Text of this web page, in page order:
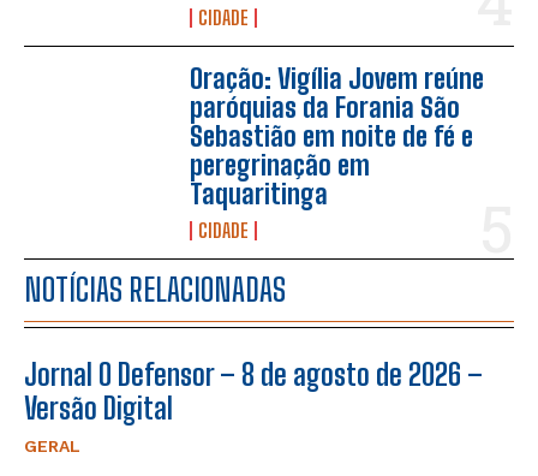
CIDADE
Oração: Vigília Jovem reúne
paróquias da Forania São
Sebastião em noite de fé e
peregrinação em
Taquaritinga
CIDADE
NOTÍCIAS RELACIONADAS
Jornal O Defensor – 8 de agosto de 2026 –
Versão Digital
GERAL